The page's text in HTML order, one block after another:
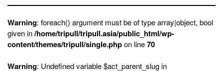
Warning: foreach() argument must be of type array|object, bool
given in/home/tripull/tripull.asia/public_html/wp-
content/themes/tripull/single.phpon line70
Warning: Undefined variable $act_parent_slug in